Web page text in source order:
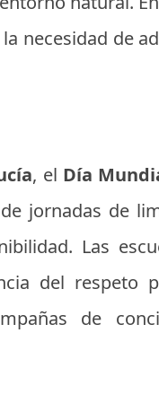
necesidad de
, el Día
jornadas de
Las
del respeto
de